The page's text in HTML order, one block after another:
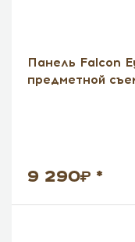
Панель Falcon
предметной
9 290 *